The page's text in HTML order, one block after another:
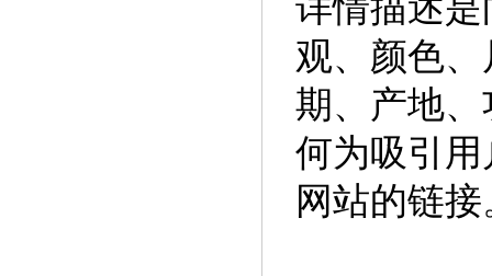
详情描述
观、颜色
期、产地
何为吸引
网站的链接